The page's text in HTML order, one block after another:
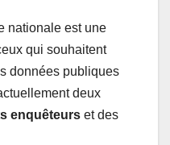
nationale est une
qui souhaitent
données publiques
deux
enquêteurs et des